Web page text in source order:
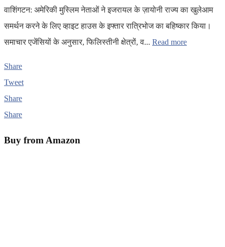
वाशिंगटन: अमेरिकी मुस्लिम नेताओं ने इजरायल के ज़ायोनी राज्य का खुलेआम
समर्थन करने के लिए व्हाइट हाउस के इफ्तार रात्रिभोज का बहिष्कार किया।
समाचार एजेंसियों के अनुसार, फिलिस्तीनी क्षेत्रों, व... Read more
Share
Tweet
Share
Share
Buy from Amazon